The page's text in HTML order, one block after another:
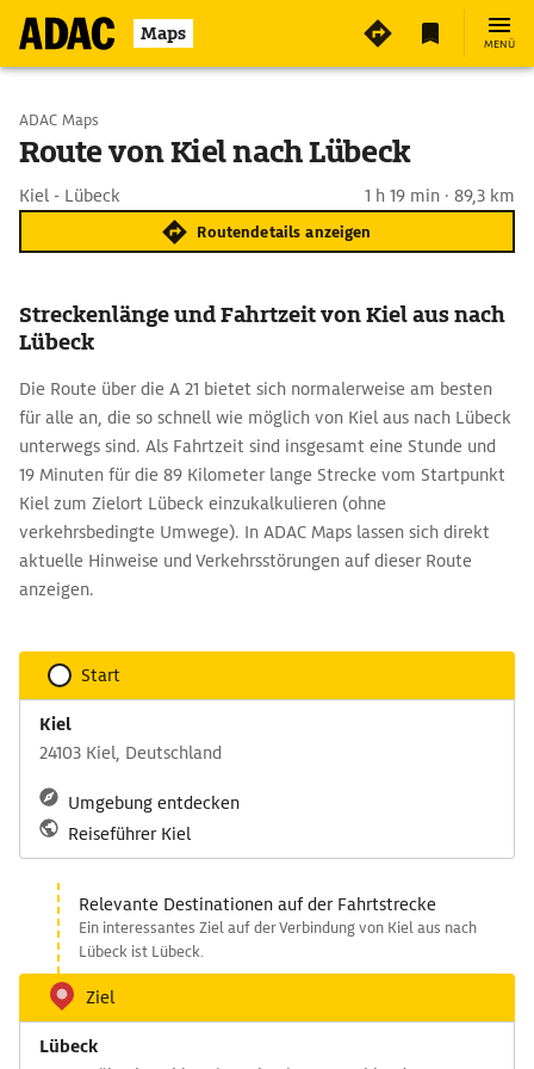
Maps MENÜ
Start wählen
ADAC Maps
Route von Kiel nach Lübeck
Kiel - Lübeck 1 h 19 min · 89,3 km
Routendetails anzeigen
Streckenlänge und Fahrtzeit von Kiel aus nach
Lübeck
Die Route über die A 21 bietet sich normalerweise am besten
für alle an, die so schnell wie möglich von Kiel aus nach Lübeck
unterwegs sind. Als Fahrtzeit sind insgesamt eine Stunde und
19 Minuten für die 89 Kilometer lange Strecke vom Startpunkt
Kiel zum Zielort Lübeck einzukalkulieren (ohne
verkehrsbedingte Umwege). In ADAC Maps lassen sich direkt
aktuelle Hinweise und Verkehrsstörungen auf dieser Route
anzeigen.
Start
Kiel
24103 Kiel, Deutschland
Umgebung entdecken
Reiseführer Kiel
Relevante Destinationen auf der Fahrtstrecke
Ein interessantes Ziel auf der Verbindung von Kiel aus nach
Lübeck ist Lübeck.
Ziel
Lübeck